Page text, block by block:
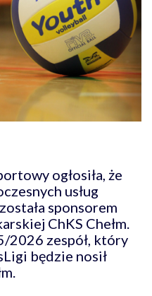
ogłosiła, że
usług
sponsorem
ChKS Chełm.
2026 zespół, który
będzie nosił